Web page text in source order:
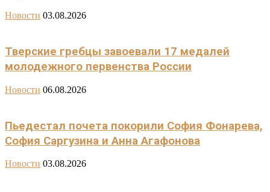
Новости 03.08.2026
Тверские гребцы завоевали 17 медалей
молодежного первенства России
Новости 06.08.2026
Пьедестал почета покорили София Фонарева,
София Саргузина и Анна Агафонова
Новости 03.08.2026